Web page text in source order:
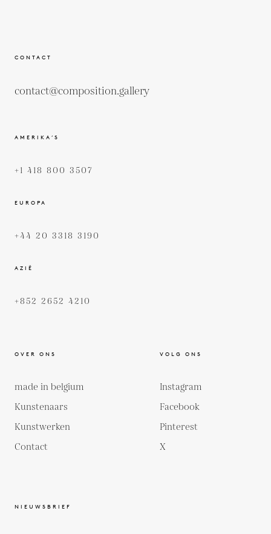
CONTACT
contact@composition.gallery
AMERIKA’S
+1 418 800 3507
EUROPA
+44 20 3318 3190
AZIË
+852 2652 4210
OVER ONS
made in belgium
Kunstenaars
Kunstwerken
Contact
VOLG ONS
Instagram
Facebook
Pinterest
X
NIEUWSBRIEF